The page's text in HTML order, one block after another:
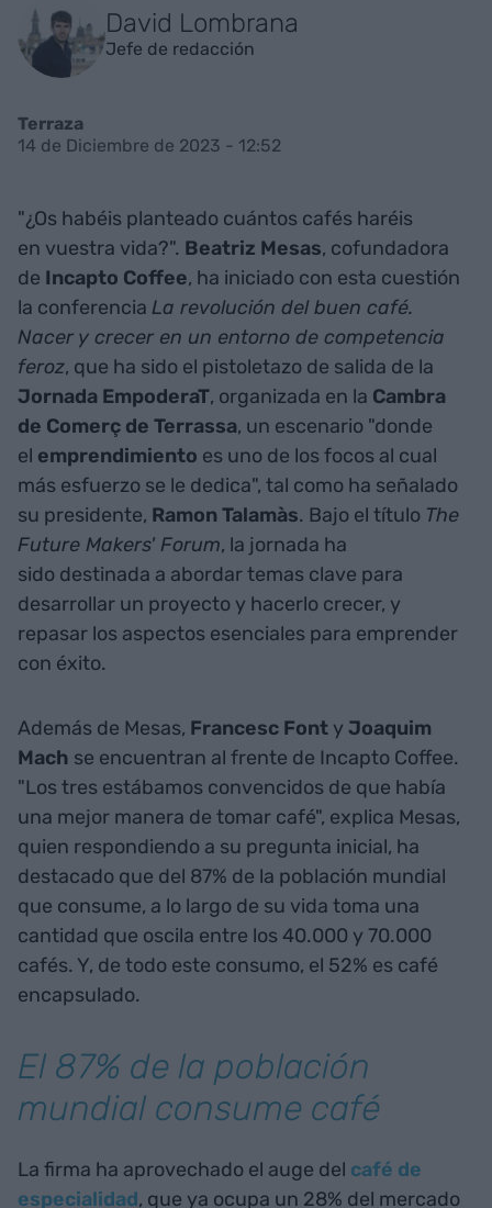
David Lombrana
Jefe de redacción
Terraza
14 de Diciembre de 2023 - 12:52
"¿Os habéis planteado cuántos cafés haréis
en vuestra vida?". Beatriz Mesas, cofundadora
de Incapto Coffee, ha iniciado con esta cuestión
la conferencia La revolución del buen café.
Nacer y crecer en un entorno de competencia
feroz, que ha sido el pistoletazo de salida de la
Jornada EmpoderaT, organizada en la Cambra
de Comerç de Terrassa, un escenario "donde
el emprendimiento es uno de los focos al cual
más esfuerzo se le dedica", tal como ha señalado
su presidente, Ramon Talamàs. Bajo el título The
Future Makers' Forum, la jornada ha
sido destinada a abordar temas clave para
desarrollar un proyecto y hacerlo crecer, y
repasar los aspectos esenciales para emprender
con éxito.
Además de Mesas, Francesc Font y Joaquim
Mach se encuentran al frente de Incapto Coffee.
"Los tres estábamos convencidos de que había
una mejor manera de tomar café", explica Mesas,
quien respondiendo a su pregunta inicial, ha
destacado que del 87% de la población mundial
que consume, a lo largo de su vida toma una
cantidad que oscila entre los 40.000 y 70.000
cafés. Y, de todo este consumo, el 52% es café
encapsulado.
El 87% de la población
mundial consume café
La firma ha aprovechado el auge del café de
especialidad, que ya ocupa un 28% del mercado